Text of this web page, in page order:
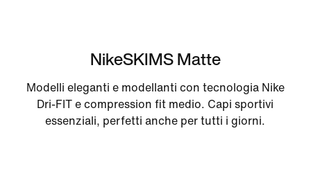
NikeSKIMS Matte
Modelli eleganti e modellanti con tecnologia Nike
Dri-FIT e compression fit medio. Capi sportivi
essenziali, perfetti anche per tutti i giorni.